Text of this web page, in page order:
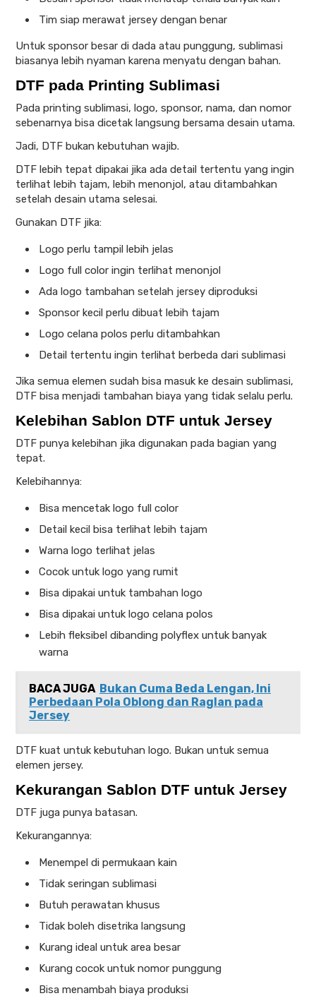
Tim siap merawat jersey dengan benar
Untuk sponsor besar di dada atau punggung, sublimasi
biasanya lebih nyaman karena menyatu dengan bahan.
DTF pada Printing Sublimasi
Pada printing sublimasi, logo, sponsor, nama, dan nomor
sebenarnya bisa dicetak langsung bersama desain utama.
Jadi, DTF bukan kebutuhan wajib.
DTF lebih tepat dipakai jika ada detail tertentu yang ingin
terlihat lebih tajam, lebih menonjol, atau ditambahkan
setelah desain utama selesai.
Gunakan DTF jika:
Logo perlu tampil lebih jelas
Logo full color ingin terlihat menonjol
Ada logo tambahan setelah jersey diproduksi
Sponsor kecil perlu dibuat lebih tajam
Logo celana polos perlu ditambahkan
Detail tertentu ingin terlihat berbeda dari sublimasi
Jika semua elemen sudah bisa masuk ke desain sublimasi,
DTF bisa menjadi tambahan biaya yang tidak selalu perlu.
Kelebihan Sablon DTF untuk Jersey
DTF punya kelebihan jika digunakan pada bagian yang
tepat.
Kelebihannya:
Bisa mencetak logo full color
Detail kecil bisa terlihat lebih tajam
Warna logo terlihat jelas
Cocok untuk logo yang rumit
Bisa dipakai untuk tambahan logo
Bisa dipakai untuk logo celana polos
Lebih fleksibel dibanding polyflex untuk banyak
warna
BACA JUGA Bukan Cuma Beda Lengan, Ini
Perbedaan Pola Oblong dan Raglan pada
Jersey
DTF kuat untuk kebutuhan logo. Bukan untuk semua
elemen jersey.
Kekurangan Sablon DTF untuk Jersey
DTF juga punya batasan.
Kekurangannya:
Menempel di permukaan kain
Tidak seringan sublimasi
Butuh perawatan khusus
Tidak boleh disetrika langsung
Kurang ideal untuk area besar
Kurang cocok untuk nomor punggung
Bisa menambah biaya produksi